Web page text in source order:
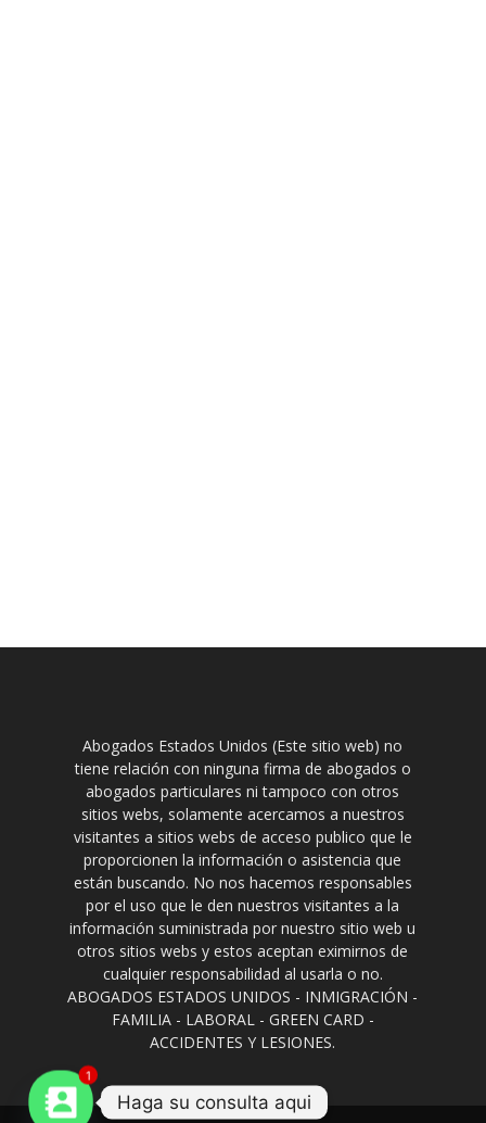
Abogados Estados Unidos (Este sitio web) no
tiene relación con ninguna firma de abogados o
abogados particulares ni tampoco con otros
sitios webs, solamente acercamos a nuestros
visitantes a sitios webs de acceso publico que le
proporcionen la información o asistencia que
están buscando. No nos hacemos responsables
por el uso que le den nuestros visitantes a la
información suministrada por nuestro sitio web u
otros sitios webs y estos aceptan eximirnos de
cualquier responsabilidad al usarla o no.
ABOGADOS ESTADOS UNIDOS - INMIGRACIÓN -
FAMILIA - LABORAL - GREEN CARD -
ACCIDENTES Y LESIONES.
1
Haga su consulta aqui